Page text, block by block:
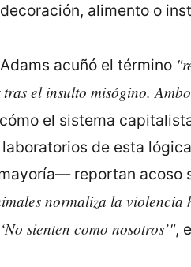
alimento o
acuñó el término
el insulto misógino.
el sistema
de esta
reportan acoso
normaliza la violencia
sienten como nosotros’",